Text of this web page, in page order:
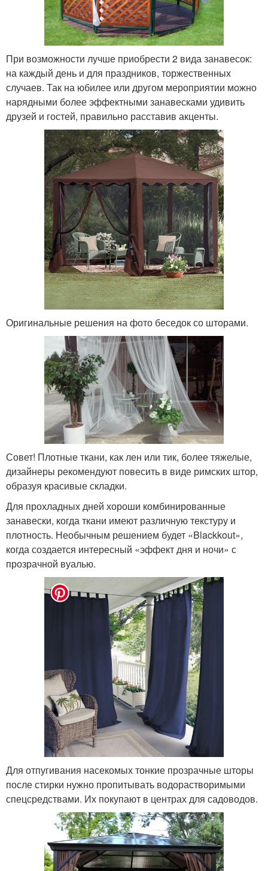
При возможности лучше приобрести 2 вида занавесок:
на каждый день и для праздников, торжественных
случаев. Так на юбилее или другом мероприятии можно
нарядными более эффектными занавесками удивить
друзей и гостей, правильно расставив акценты.
Оригинальные решения на фото беседок со шторами.
Совет! Плотные ткани, как лен или тик, более тяжелые,
дизайнеры рекомендуют повесить в виде римских штор,
образуя красивые складки.
Для прохладных дней хороши комбинированные
занавески, когда ткани имеют различную текстуру и
плотность. Необычным решением будет «Blackkout»,
когда создается интересный «эффект дня и ночи» с
прозрачной вуалью.
Для отпугивания насекомых тонкие прозрачные шторы
после стирки нужно пропитывать водорастворимыми
спецсредствами. Их покупают в центрах для садоводов.